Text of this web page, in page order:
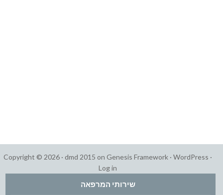
Copyright © 2026 · dmd 2015 on Genesis Framework · WordPress ·
Log in
שירותי המרפאה